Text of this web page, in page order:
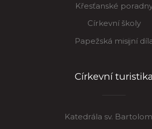
Křesťanské
Církevní školy
Papežská misijní
Církevní turistika
Katedrála sv.